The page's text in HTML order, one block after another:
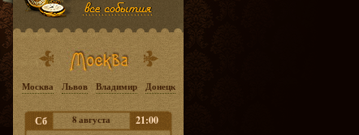
Москва Львов Владимир Донецк
Сб 8 августа
21:00